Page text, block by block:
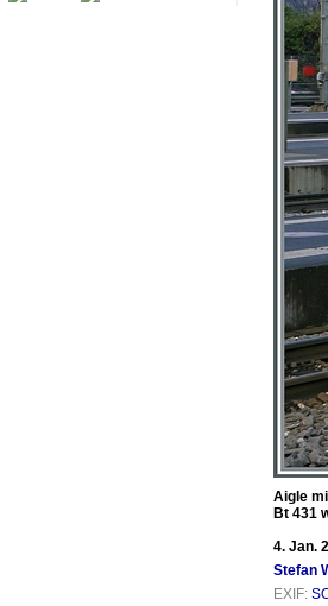
Aigle
Bt 431
4. Jan.
Stefan
EXIF: